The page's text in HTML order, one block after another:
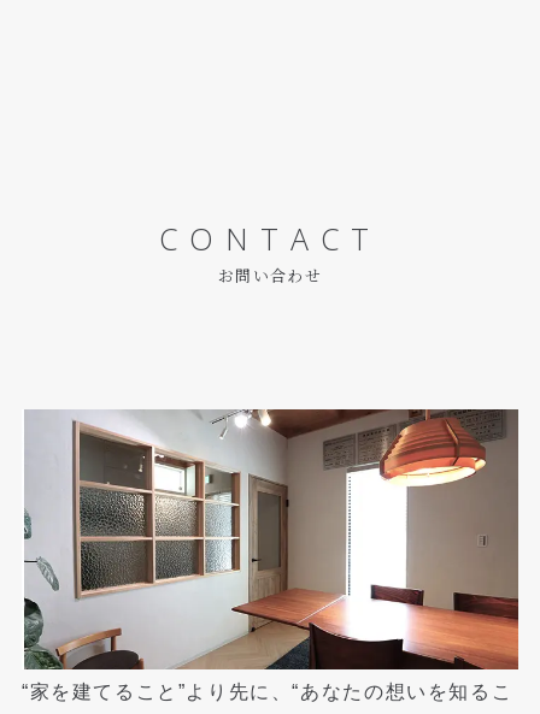
CONTACT
お問い合わせ
“家を建てること”より先に、“あなたの想いを知るこ